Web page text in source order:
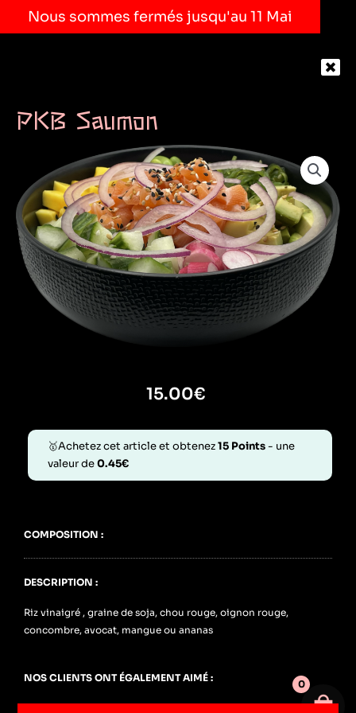
Nous sommes fermés jusqu'au 11 Mai
PKB Saumon
15.00€
🥇Achetez cet article et obtenez15 Points- une
valeur de0.45€
COMPOSITION :
DESCRIPTION :
Riz vinaigré , graine de soja, chou rouge, oignon rouge,
concombre, avocat, mangue ou ananas
NOS CLIENTS ONT ÉGALEMENT AIMÉ :
Votre
0